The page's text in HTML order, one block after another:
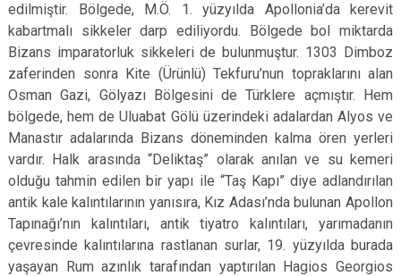
edilmiştir. Bölgede, M.Ö. 1. yüzyılda Apollonia’da kerevit
kabartmalı sikkeler darp ediliyordu. Bölgede bol miktarda
Bizans imparatorluk sikkeleri de bulunmuştur. 1303 Dimboz
zaferinden sonra Kite (Ürünlü) Tekfuru’nun topraklarını alan
Osman Gazi, Gölyazı Bölgesini de Türklere açmıştır. Hem
bölgede, hem de Uluabat Gölü üzerindeki adalardan Alyos ve
Manastır adalarında Bizans döneminden kalma ören yerleri
vardır. Halk arasında “Deliktaş” olarak anılan ve su kemeri
olduğu tahmin edilen bir yapı ile “Taş Kapı” diye adlandırılan
antik kale kalıntılarının yanısıra, Kız Adası’nda bulunan Apollon
Tapınağı’nın kalıntıları, antik tiyatro kalıntıları, yarımadanın
çevresinde kalıntılarına rastlanan surlar, 19. yüzyılda burada
yaşayan Rum azınlık tarafından yaptırılan Hagios Georgios